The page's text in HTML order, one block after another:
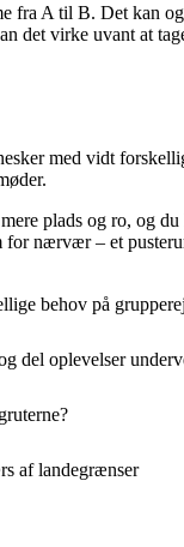
fra A til B. Det kan
det virke uvant at
med vidt
plads og ro, og
nærvær – et
behov på
del oplevelser
af landegrænser